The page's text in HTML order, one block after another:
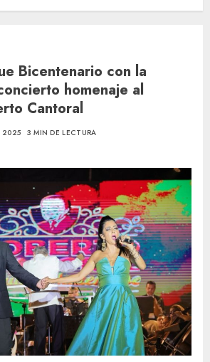
Bicentenario con la
homenaje al
Cantoral
2025 3 MIN DE LECTURA